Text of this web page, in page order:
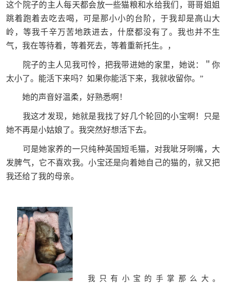
这个院子的主人每天都会放一些猫粮和水给我们，哥哥姐姐
跳着跑着去吃去喝，可是那小小的台阶，于我却是高山大
岭，等我千辛万苦地跌进去，什麽都没有了。我也并不生
气，我在等待着，等着死去，等着重新托生。，
院子的主人见我可怜，把我带进她的家里，她说：＂你
太小了。能活下来吗？如果你能活下来，我就收留你。”
她的声音好温柔，好熟悉啊！
我这才发现，她就是我找了好几个轮回的小宝啊！只是
她不再是小姑娘了。我突然好想活下去。
可是她家养的一只纯种英国短毛猫，对我呲牙咧嘴，大
发脾气，它不喜欢我。小宝还是向着她自己的猫的，就又把
我还给了我的母亲。
我只有小宝的手掌那么大。